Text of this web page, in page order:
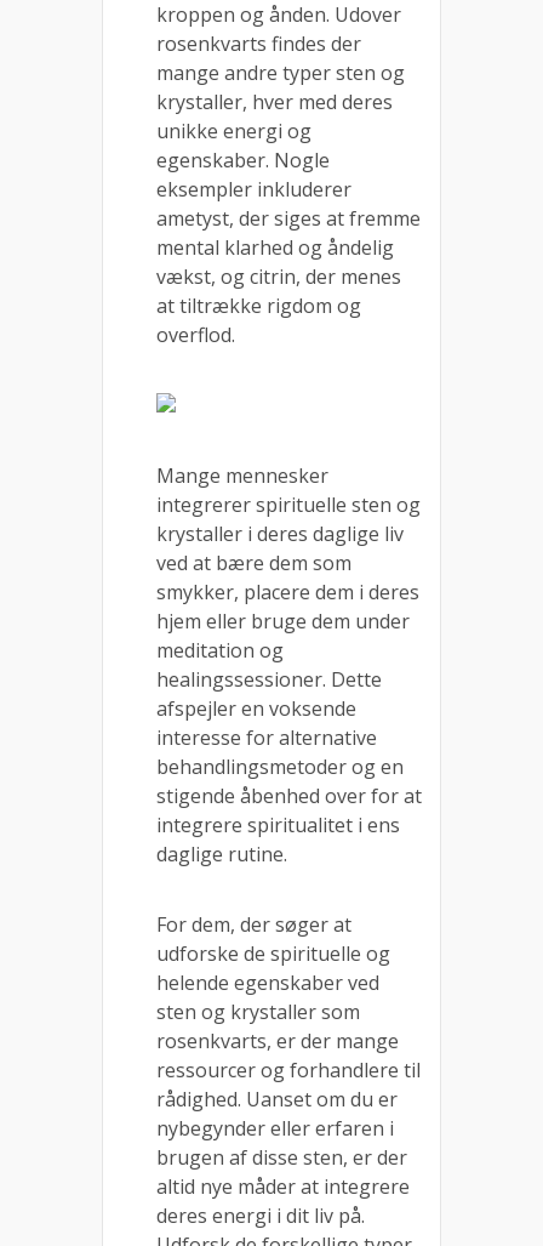
kroppen og ånden. Udover
rosenkvarts findes der
mange andre typer sten og
krystaller, hver med deres
unikke energi og
egenskaber. Nogle
eksempler inkluderer
ametyst, der siges at fremme
mental klarhed og åndelig
vækst, og citrin, der menes
at tiltrække rigdom og
overflod.
Mange mennesker
integrerer spirituelle sten og
krystaller i deres daglige liv
ved at bære dem som
smykker, placere dem i deres
hjem eller bruge dem under
meditation og
healingssessioner. Dette
afspejler en voksende
interesse for alternative
behandlingsmetoder og en
stigende åbenhed over for at
integrere spiritualitet i ens
daglige rutine.
For dem, der søger at
udforske de spirituelle og
helende egenskaber ved
sten og krystaller som
rosenkvarts, er der mange
ressourcer og forhandlere til
rådighed. Uanset om du er
nybegynder eller erfaren i
brugen af disse sten, er der
altid nye måder at integrere
deres energi i dit liv på.